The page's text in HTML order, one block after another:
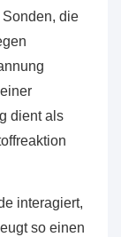
die
dient als
interagiert,
so einen